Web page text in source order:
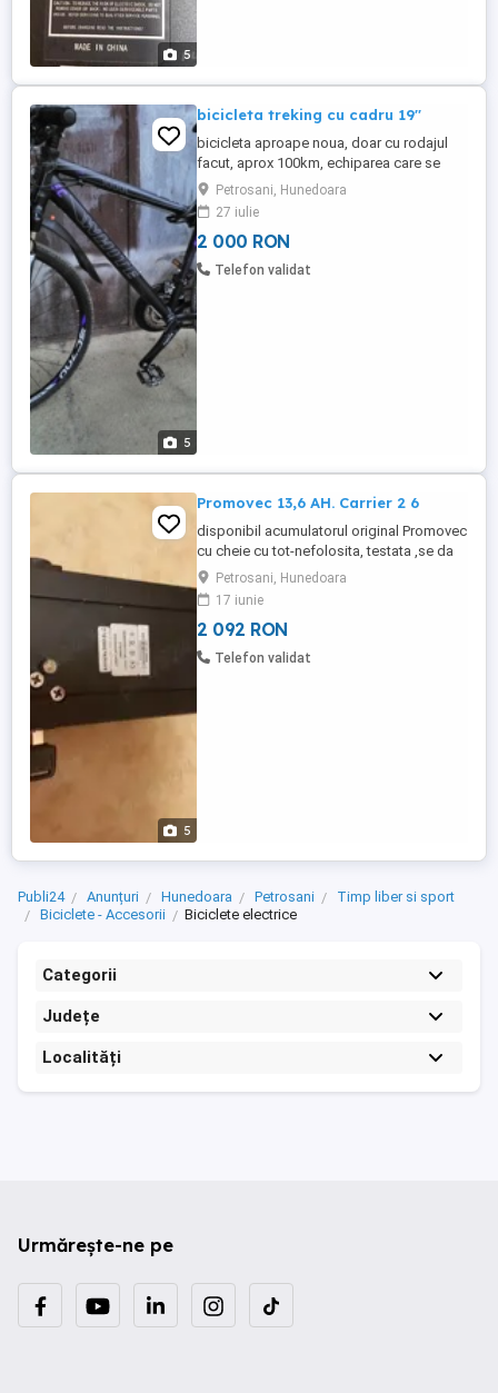
5
5
bicicleta treking cu cadru 19''
bicicleta aproape noua, doar cu rodajul
facut, aprox 100km, echiparea care se
vede in poze, de nou a fost 750 euro, intre
timp s-a upgradat cu suspensie sa SR
Suntour care singura este 500 lei.
Preferabil predare personala.
Petrosani, Hunedoara
27 iulie
2 000 RON
Telefon validat
5
Promovec 13,6 AH. Carrier 2 6
disponibil acumulatorul original Promovec
cu cheie cu tot-nefolosita, testata ,se da
cu proba, -port usb. pret initial de magazin
750 euro, 1000 dolari canadieni
Petrosani, Hunedoara
17 iunie
2 092 RON
Telefon validat
Publi24 Anunțuri Hunedoara Petrosani
Timp liber si sport
Biciclete - Accesorii
Biciclete electrice
Categorii
Județe
Localități
Urmărește-ne pe